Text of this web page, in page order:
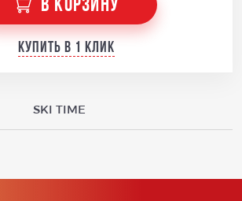
В КОРЗИНУ
Купить в 1 клик
SKI TIME